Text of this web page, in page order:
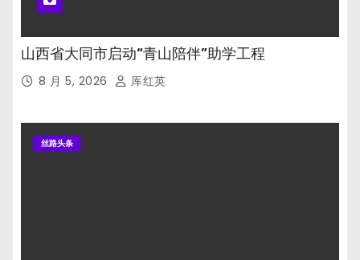
山西省大同市启动“青山陪伴”助学工程
8 月 5, 2026 厍红英
丝路头条